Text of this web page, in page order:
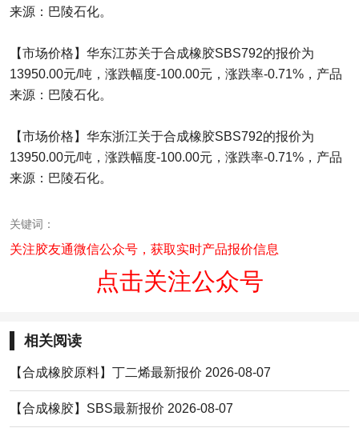
来源：巴陵石化。
【市场价格】华东江苏关于合成橡胶SBS792的报价为
13950.00元/吨，涨跌幅度-100.00元，涨跌率-0.71%，产品
来源：巴陵石化。
【市场价格】华东浙江关于合成橡胶SBS792的报价为
13950.00元/吨，涨跌幅度-100.00元，涨跌率-0.71%，产品
来源：巴陵石化。
关键词：
关注胶友通微信公众号，获取实时产品报价信息
点击关注公众号
相关阅读
【合成橡胶原料】丁二烯最新报价 2026-08-07
【合成橡胶】SBS最新报价 2026-08-07